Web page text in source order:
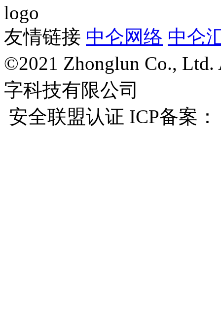
友情链接 中仑网络 中仑
©2021 Zhonglun Co.,
字科技有限公司
安全联盟认证 ICP备案